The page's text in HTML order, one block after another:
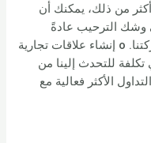
من ذلك، يمكنك أن
وشك الترحيب عادةً
بالضيوف من جميع أنحاء العالم في شركتنا. o إنشاء علاقات تجارية
للتحدث إلينا من
الأكثر فعالية مع